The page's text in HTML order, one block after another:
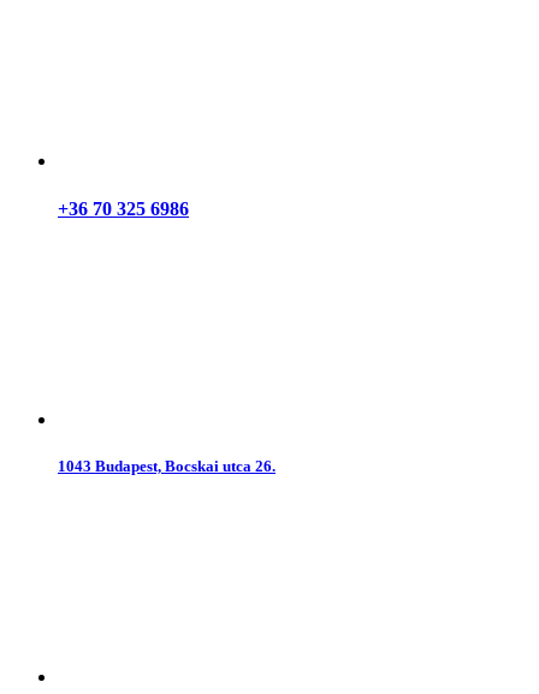
+36 70 325 6986
1043 Budapest, Bocskai utca 26.